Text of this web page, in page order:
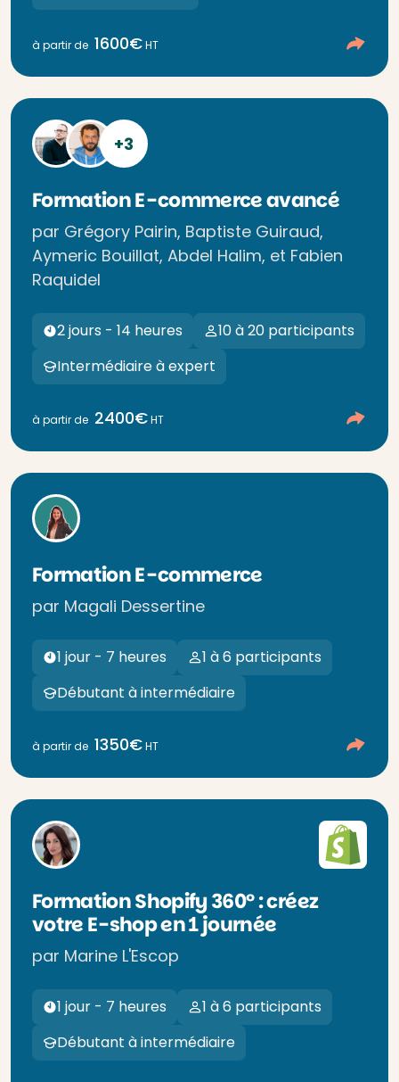
à partir de 1600€HT
+3
Formation E-commerce avancé
par Grégory Pairin, Baptiste Guiraud,
Aymeric Bouillat, Abdel Halim, et Fabien
Raquidel
2 jours - 14 heures
10 à 20 participants
Intermédiaire à expert
à partir de 2400€HT
Formation E-commerce
par Magali Dessertine
1 jour - 7 heures
1 à 6 participants
Débutant à intermédiaire
à partir de 1350€HT
Formation Shopify 360° : créez
votre E-shop en 1 journée
par Marine L'Escop
1 jour - 7 heures
1 à 6 participants
Débutant à intermédiaire